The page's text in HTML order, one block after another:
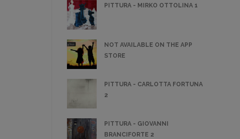
PITTURA - MIRKO OTTOLINA 1
NOT AVAILABLE ON THE APP
STORE
PITTURA - CARLOTTA FORTUNA
2
PITTURA - GIOVANNI
BRANCIFORTE 2